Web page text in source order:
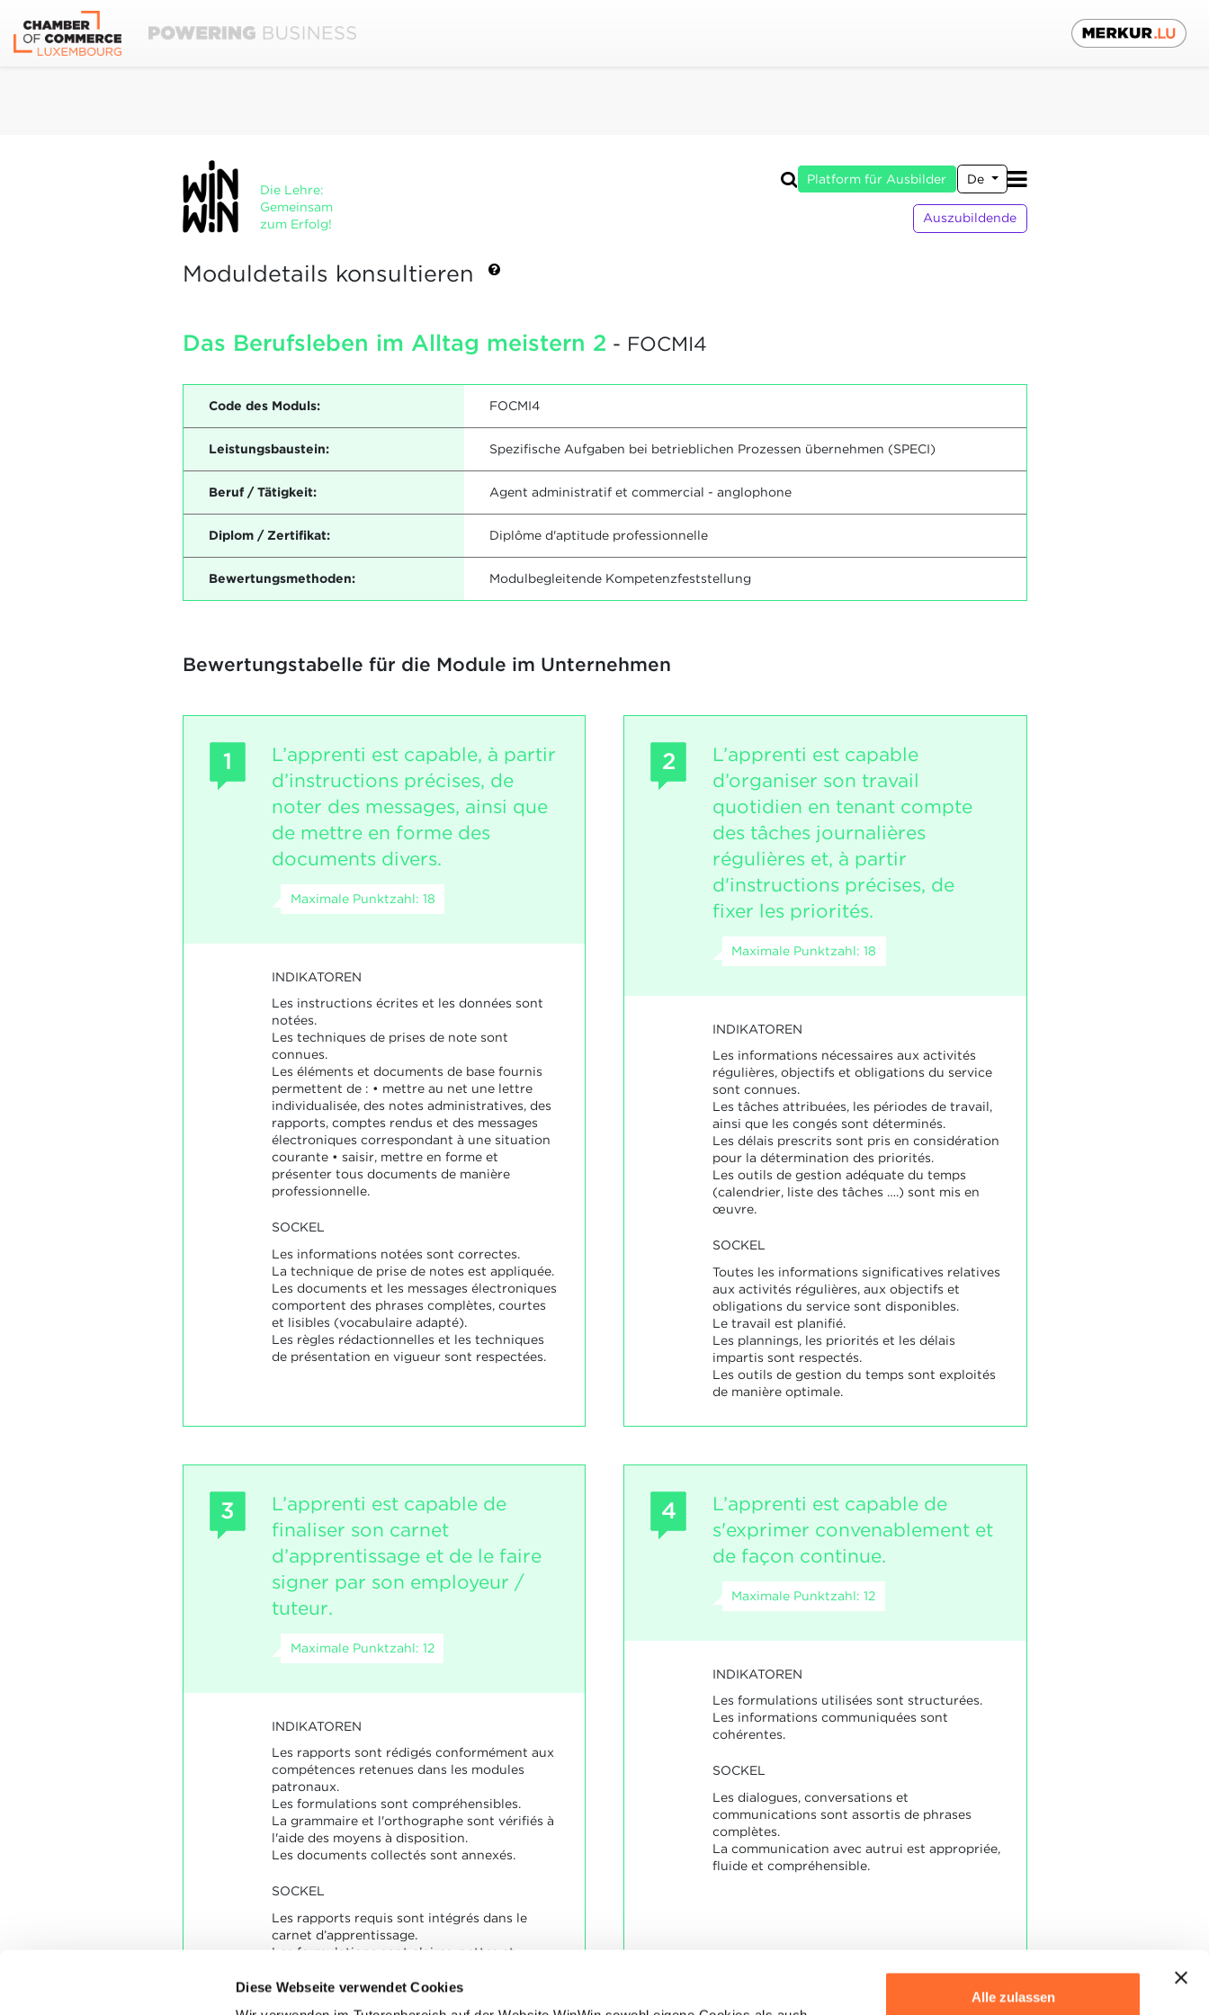
Diese Webseite verwendet Cookies
Alle zulassen
Die Lehre:
Gemeinsam
zum Erfolg!
Platform für Ausbilder De
Auszubildende
Moduldetails konsultieren
Das Berufsleben im Alltag meistern 2 - FOCMI4
Code des Moduls: FOCMI4
Leistungsbaustein: Spezifische Aufgaben bei betrieblichen Prozessen übernehmen (SPECI)
Beruf / Tätigkeit: Agent administratif et commercial - anglophone
Diplom / Zertifikat: Diplôme d'aptitude professionnelle
Bewertungsmethoden: Modulbegleitende Kompetenzfeststellung
Bewertungstabelle für die Module im Unternehmen
1
L’apprenti est capable, à partir
d’instructions précises, de
noter des messages, ainsi que
de mettre en forme des
documents divers.
Maximale Punktzahl: 18
INDIKATOREN
Les instructions écrites et les données sont
notées.
Les techniques de prises de note sont
connues.
Les éléments et documents de base fournis
permettent de : • mettre au net une lettre
individualisée, des notes administratives, des
rapports, comptes rendus et des messages
électroniques correspondant à une situation
courante • saisir, mettre en forme et
présenter tous documents de manière
professionnelle.
SOCKEL
Les informations notées sont correctes.
La technique de prise de notes est appliquée.
Les documents et les messages électroniques
comportent des phrases complètes, courtes
et lisibles (vocabulaire adapté).
Les règles rédactionnelles et les techniques
de présentation en vigueur sont respectées.
2
L’apprenti est capable
d’organiser son travail
quotidien en tenant compte
des tâches journalières
régulières et, à partir
d'instructions précises, de
fixer les priorités.
Maximale Punktzahl: 18
INDIKATOREN
Les informations nécessaires aux activités
régulières, objectifs et obligations du service
sont connues.
Les tâches attribuées, les périodes de travail,
ainsi que les congés sont déterminés.
Les délais prescrits sont pris en considération
pour la détermination des priorités.
Les outils de gestion adéquate du temps
(calendrier, liste des tâches ….) sont mis en
œuvre.
SOCKEL
Toutes les informations significatives relatives
aux activités régulières, aux objectifs et
obligations du service sont disponibles.
Le travail est planifié.
Les plannings, les priorités et les délais
impartis sont respectés.
Les outils de gestion du temps sont exploités
de manière optimale.
3
L’apprenti est capable de
finaliser son carnet
d’apprentissage et de le faire
signer par son employeur /
tuteur.
Maximale Punktzahl: 12
INDIKATOREN
Les rapports sont rédigés conformément aux
compétences retenues dans les modules
patronaux.
Les formulations sont compréhensibles.
La grammaire et l'orthographe sont vérifiés à
l'aide des moyens à disposition.
Les documents collectés sont annexés.
SOCKEL
Les rapports requis sont intégrés dans le
carnet d’apprentissage.
Les formulations sont claires, nettes et
Les règles grammaticales et orthographiques
4
L’apprenti est capable de
s'exprimer convenablement et
de façon continue.
Maximale Punktzahl: 12
INDIKATOREN
Les formulations utilisées sont structurées.
Les informations communiquées sont
cohérentes.
SOCKEL
Les dialogues, conversations et
communications sont assortis de phrases
complètes.
La communication avec autrui est appropriée,
fluide et compréhensible.